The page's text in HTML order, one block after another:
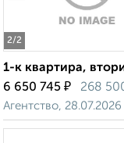
2/2
1-к квартира,
6 650 745 ₽ 268
Агентство, 28.07.2026